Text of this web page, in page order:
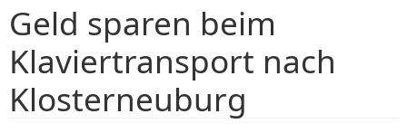
Geld sparen beim
Klaviertransport nach
Klosterneuburg